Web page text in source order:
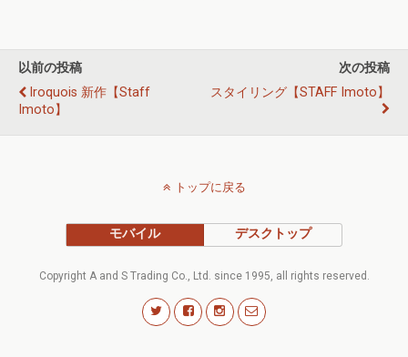
以前の投稿
Iroquois 新作【staff
Imoto】
次の投稿
スタイリング【STAFF Imoto】
トップに戻る
モバイル デスクトップ
Copyright A and S Trading Co., Ltd. since 1995, all rights reserved.